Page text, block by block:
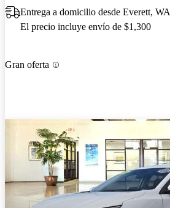
Entrega a domicilio desde Everett, WA
El precio incluye envío de $1,300
Gran oferta